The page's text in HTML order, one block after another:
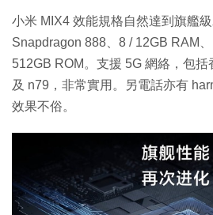
小米 MIX4 效能規格自然達到旗艦
Snapdragon 888、8 / 12GB RAM
512GB ROM。支援 5G 網絡，包
及 n79，非常實用。另電話亦有
效果不俗。